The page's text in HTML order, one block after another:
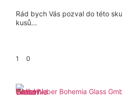
Rád bych Vás pozval do této
kusů...
1 0
Weber Bohemia Glass